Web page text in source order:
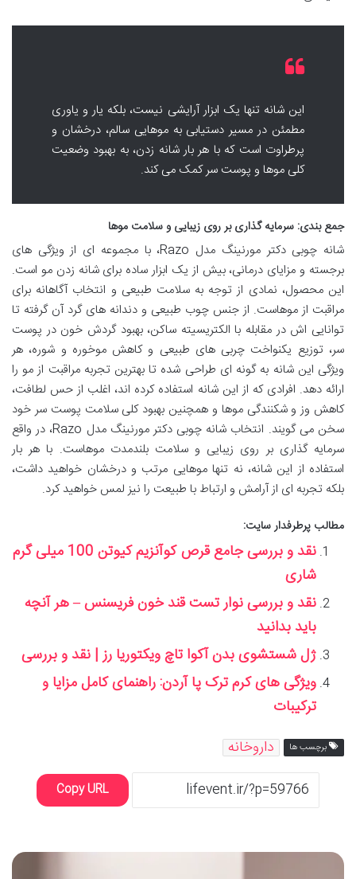
این شانه تنها یک ابزار آرایشی نیست، بلکه یار و یاوری
مطمئن در مسیر دستیابی به موهایی سالم، درخشان و
پرطراوت است که با هر بار شانه زدن، به بهبود وضعیت
کلی موها و پوست سر کمک می کند.
جمع بندی: سرمایه گذاری بر روی زیبایی و سلامت موها
شانه چوبی دکتر مورنینگ مدل Razo، با مجموعه ای از ویژگی های
برجسته و مزایای درمانی، بیش از یک ابزار ساده برای شانه زدن مو است.
این محصول، نمادی از توجه به سلامت طبیعی و انتخاب آگاهانه برای
مراقبت از موهاست. از جنس چوب طبیعی و دندانه های گرد آن گرفته تا
توانایی اش در مقابله با الکتریسیته ساکن، بهبود گردش خون در پوست
سر، توزیع یکنواخت چربی های طبیعی و کاهش موخوره و شوره، هر
ویژگی این شانه به گونه ای طراحی شده تا بهترین تجربه مراقبت از مو را
ارائه دهد. افرادی که از این شانه استفاده کرده اند، اغلب از حس لطافت،
کاهش وز و شکنندگی موها و همچنین بهبود کلی سلامت پوست سر خود
سخن می گویند. انتخاب شانه چوبی دکتر مورنینگ مدل Razo، در واقع
سرمایه گذاری بر روی زیبایی و سلامت بلندمدت موهاست. با هر بار
استفاده از این شانه، نه تنها موهایی مرتب و درخشان خواهید داشت،
بلکه تجربه ای از آرامش و ارتباط با طبیعت را نیز لمس خواهید کرد.
مطالب پرطرفدار سایت:
نقد و بررسی جامع قرص کوآنزیم کیوتن 100 میلی گرم
شاری
نقد و بررسی نوار تست قند خون فریسنس – هر آنچه
باید بدانید
ژل شستشوی بدن آکوا تاچ ویکتوریا رز | نقد و بررسی
ویژگی های کرم ترک پا آردن: راهنمای کامل مزایا و
ترکیبات
برچسب ها داروخانه
Copy URL